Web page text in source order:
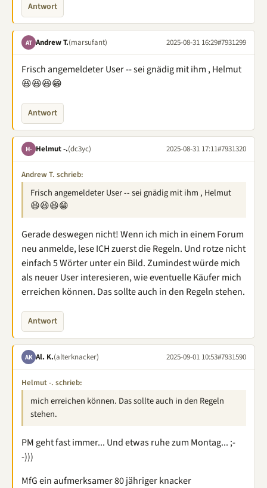
Antwort
AT Andrew T.(marsufant) 2025-08-31 16:29#7931299
Frisch angemeldeter User -- sei gnädig mit ihm , Helmut
😆😆😆😁
Antwort
H- Helmut -.(dc3yc) 2025-08-31 17:11#7931320
Andrew T. schrieb:
Frisch angemeldeter User -- sei gnädig mit ihm , Helmut
😆😆😆😁
Gerade deswegen nicht! Wenn ich mich in einem Forum
neu anmelde, lese ICH zuerst die Regeln. Und rotze nicht
einfach 5 Wörter unter ein Bild. Zumindest würde mich
als neuer User interesieren, wie eventuelle Käufer mich
erreichen können. Das sollte auch in den Regeln stehen.
Antwort
AK Al. K.(alterknacker) 2025-09-01 10:53#7931590
Helmut -. schrieb:
mich erreichen können. Das sollte auch in den Regeln
stehen.
PM geht fast immer... Und etwas ruhe zum Montag... ;-
-)))
MfG ein aufmerksamer 80 jähriger knacker